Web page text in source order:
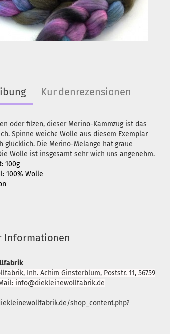
Kundenrezensionen
oder filzen, dieser Merino-Kammzug ist das
Spinne weiche Wolle aus diesem Exemplar
glücklich. Die Merino-Melange hat graue
Wolle ist insgesamt sehr wich uns angenehm.
100g
100% Wolle
Informationen
Inh. Achim Ginsterblum, Poststr. 11, 56759
info@diekleinewollfabrik.de
shop_content.php?